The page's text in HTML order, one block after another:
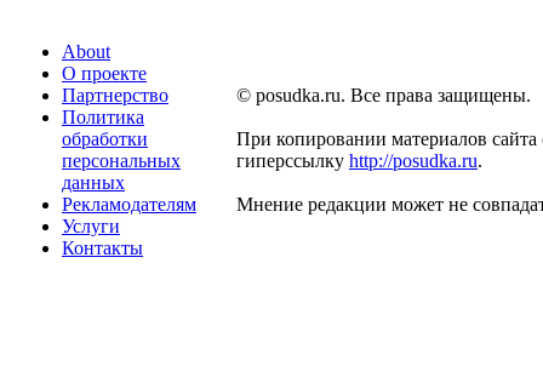
About
О проекте
Партнерство
Политика
обработки
персональных
данных
Рекламодателям
Услуги
Контакты
© posudka.ru. Все права защищены.
При копировании материалов сайта
гиперссылку http://posudka.ru.
Мнение редакции может не